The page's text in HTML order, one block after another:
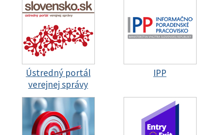
Ústredný portál
verejnej správy
IPP